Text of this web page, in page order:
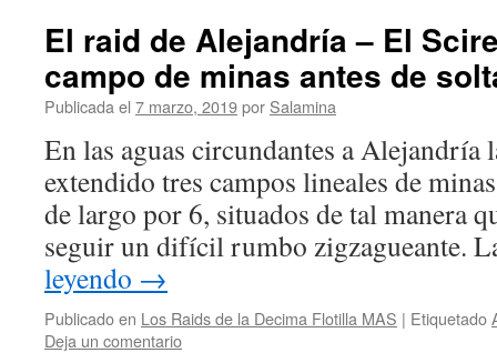
El raid de Alejandría – El
campo de minas antes de
Publicada el 7 marzo, 2019por Salamina
En las aguas circundantes a Alejandría
extendido tres campos lineales de
de largo por 6, situados de tal manera
seguir un difícil rumbo zigzagueante.
leyendo →
Publicado en Los Raids de la Decima Flotilla MAS | Etiquetado
Deja un comentario